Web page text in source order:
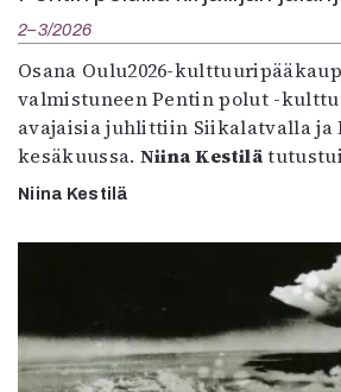
2–3/2026
Osana Oulu2026-
valmistuneen Pentin polut -
avajaisia juhlittiin Siikalatvalla ja
kesäkuussa. Niina Kestilä
Niina Kestilä